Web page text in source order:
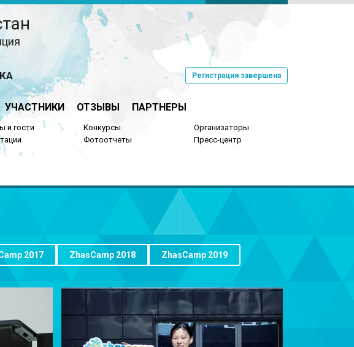
Регистрация завершена
УЧАСТНИКИ ОТЗЫВЫ ПАРТНЕРЫ
и гости
Конкурсы
Фотоотчеты
Организаторы
Пресс-центр
2017 ZhasCamp 2018 ZhasCamp 2019